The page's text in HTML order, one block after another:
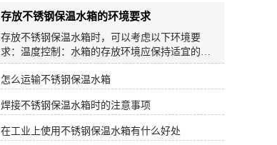
源。水箱周围(>500mm)检修空间无污染。充水2-
3h，罐体无明显变形，焊缝合格，无渗漏。在使
用、维修和维护水箱管道时，不要对管道进出口
施加过大的负荷。不要将阀门和大口径管道的重
量直接施加到水箱喷嘴上，必要时应设置管支
架：焊管的胀缩和振动必须安装柔性伸缩接头。
冲压不锈钢板焊接水箱是由不锈钢板冲压出的钢
筋和不锈钢焊接带一体而成。结构简单，强度
好，可生产大容量水箱。由于箱体采用不锈钢板
存放不锈钢保温水箱的环境要求
存放不锈钢保温水箱时，可以考虑以下环境要
求：温度控制：水箱的存放环境应保持适宜的温
度，避免过高或过低温度对不锈钢和保温材料产
生不利影响。一般来说，室温范围（15-25摄氏
锈钢保温水箱存放的环境应尽量避免潮湿和高湿
度的情况，特别是长时间暴露在潮湿环境中容易
导致水箱表面腐蚀和保温材料受潮。避免直接阳
怎么运输不锈钢保温水箱
焊接不锈钢保温水箱时的注意事项
在工业上使用不锈钢保温水箱有什么好处